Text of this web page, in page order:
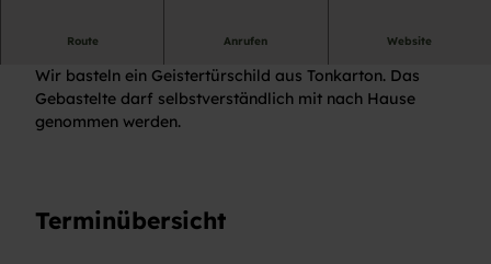
Route Anrufen Website
Kinderveranstaltung
Wir basteln ein Geistertürschild aus Tonkarton. Das
Gebastelte darf selbstverständlich mit nach Hause
genommen werden.
Terminübersicht